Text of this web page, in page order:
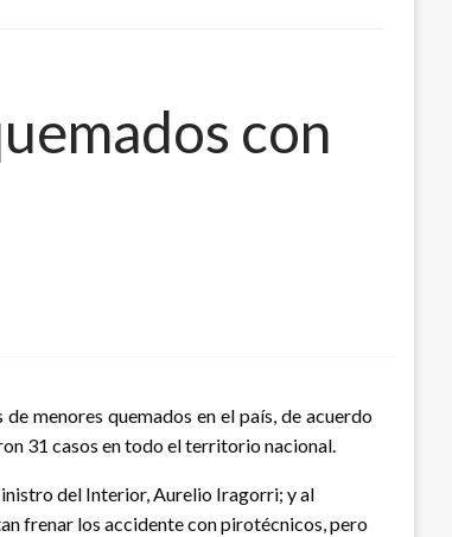
con
menores quemados en el país, de acuerdo
31 casos en todo el territorio nacional.
del Interior, Aurelio Iragorri; y al
frenar los accidente con pirotécnicos, pero